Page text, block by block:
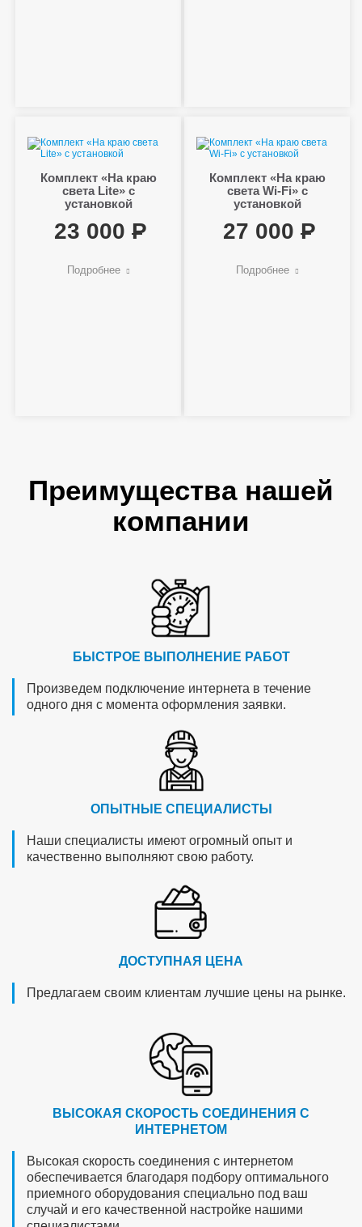
Комплект «На краю
света Lite» с
установкой
23 000
Подробнее
Комплект «На краю
света Wi-Fi» с
установкой
27 000
Подробнее
Преимущества нашей
компании
БЫСТРОЕ ВЫПОЛНЕНИЕ РАБОТ
Произведем подключение интернета в течение
одного дня с момента оформления заявки.
ОПЫТНЫЕ СПЕЦИАЛИСТЫ
Наши специалисты имеют огромный опыт и
качественно выполняют свою работу.
ДОСТУПНАЯ ЦЕНА
Предлагаем своим клиентам лучшие цены на рынке.
ВЫСОКАЯ СКОРОСТЬ СОЕДИНЕНИЯ С
ИНТЕРНЕТОМ
Высокая скорость соединения с интернетом
обеспечивается благодаря подбору оптимального
приемного оборудования специально под ваш
случай и его качественной настройке нашими